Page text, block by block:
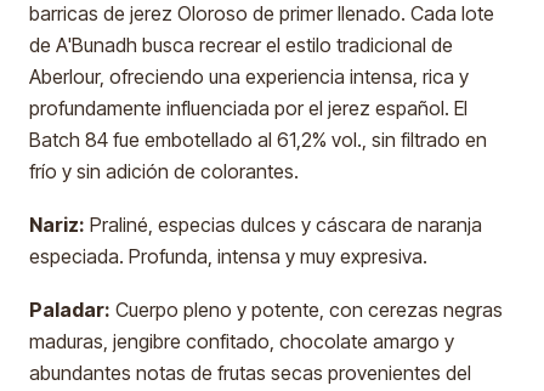
barricas de jerez Oloroso de primer llenado. Cada lote
de A'Bunadh busca recrear el estilo tradicional de
Aberlour, ofreciendo una experiencia intensa, rica y
profundamente influenciada por el jerez español. El
Batch 84 fue embotellado al 61,2% vol., sin filtrado en
frío y sin adición de colorantes.
Nariz: Praliné, especias dulces y cáscara de naranja
especiada. Profunda, intensa y muy expresiva.
Paladar: Cuerpo pleno y potente, con cerezas negras
maduras, jengibre confitado, chocolate amargo y
abundantes notas de frutas secas provenientes del